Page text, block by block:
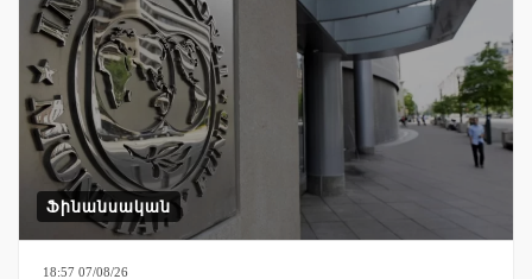
Ֆինանսական
18:57 07/08/26